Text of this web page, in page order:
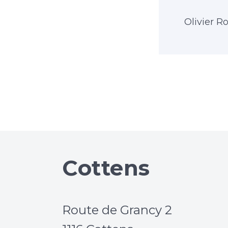
Olivier
Cottens
Route de Grancy 2